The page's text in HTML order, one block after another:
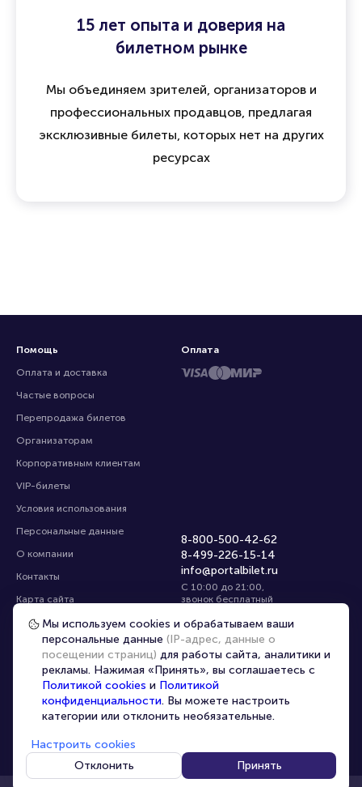
15 лет опыта и доверия на
билетном рынке
Мы объединяем зрителей, организаторов и
профессиональных продавцов, предлагая
эксклюзивные билеты, которых нет на других
ресурсах
Помощь
Оплата и доставка
Частые вопросы
Перепродажа билетов
Организаторам
Корпоративным клиентам
VIP-билеты
Условия использования
Персональные данные
О компании
Контакты
Карта сайта
Управление cookies
8-800-500-42-62
8-499-226-15-14
info@portalbilet.ru
С 10:00 до 21:00,
звонок бесплатный
Все площадки
Оплата
Главная | Ростов-на-Дону
© 2020 - 2026 portalbilet.ru Все права защищены
Мы используем cookies и обрабатываем ваши
персональные данные (IP-адрес, данные о
посещении страниц) для работы сайта, аналитики и
рекламы. Нажимая «Принять», вы соглашаетесь с
Политикой cookies и Политикой
конфиденциальности. Вы можете настроить
категории или отклонить необязательные.
Настроить cookies
Отклонить
Принять